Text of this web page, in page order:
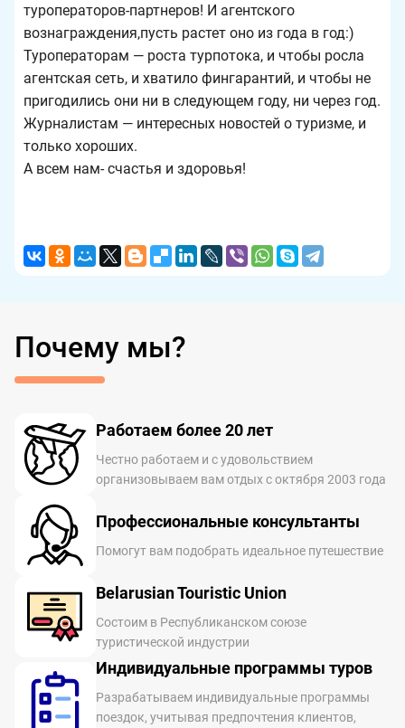
туроператоров-партнеров! И агентского
вознаграждения,пусть растет оно из года в год:)
Туроператорам — роста турпотока, и чтобы росла
агентская сеть, и хватило фингарантий, и чтобы не
пригодились они ни в следующем году, ни через год.
Журналистам — интересных новостей о туризме, и
только хороших.
А всем нам- счастья и здоровья!
Почему мы?
Работаем более 20 лет
Честно работаем и с удовольствием
организовываем вам отдых с октября 2003 года
Профессиональные консультанты
Помогут вам подобрать идеальное путешествие
Belarusian Touristic Union
Состоим в Республиканском союзе
туристической индустрии
Индивидуальные программы туров
Разрабатываем индивидуальные программы
поездок, учитывая предпочтения клиентов,